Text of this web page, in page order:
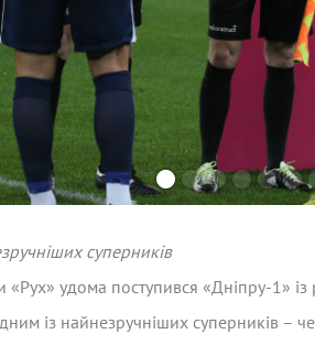
суперників
«Рух» удома поступився «Дніпру-1»
із найнезручніших суперників –